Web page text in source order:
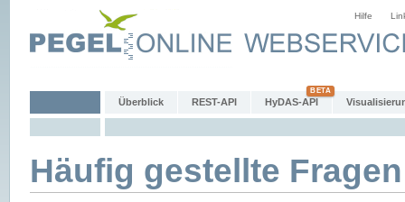
Hilfe
Überblick REST-API HyDAS-API
Häufig gestellte